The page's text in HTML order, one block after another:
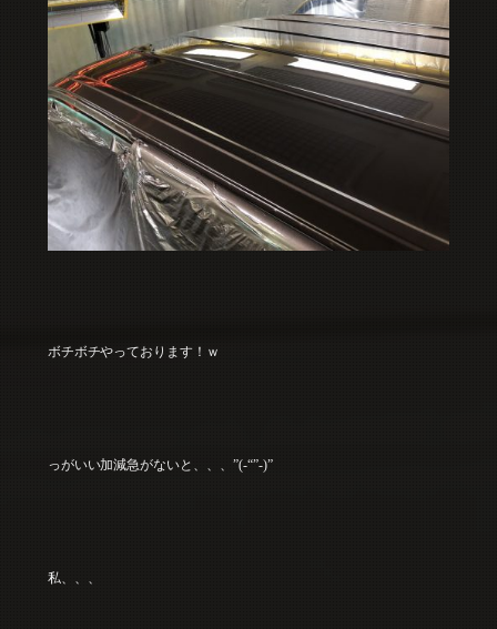
ボチボチやっております！ｗ
っがいい加減急がないと、、、”(-“”-)”
私、、、